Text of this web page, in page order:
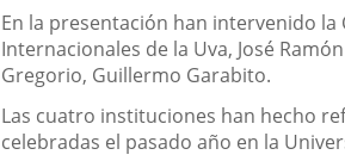
En la presentación han intervenido
Internacionales de la Uva, José
Gregorio, Guillermo Garabito.
Las cuatro instituciones han hecho
celebradas el pasado año en la